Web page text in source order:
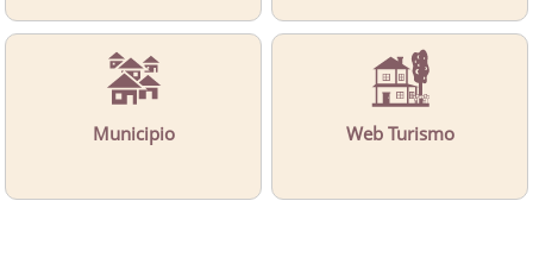
Municipio Web Turismo